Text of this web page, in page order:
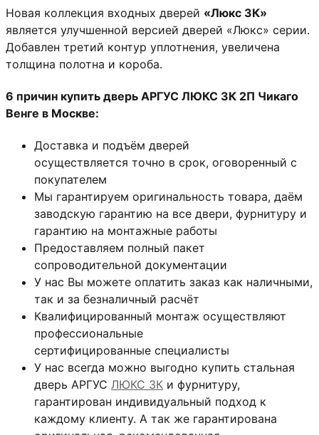
Новая коллекция входных дверей «Люкс 3К»
является улучшенной версией дверей «Люкс» серии.
Добавлен третий контур уплотнения, увеличена
толщина полотна и короба.
6 причин купить дверь АРГУС ЛЮКС 3К 2П Чикаго
Венге в Москве:
Доставка и подъём дверей
осуществляется точно в срок, оговоренный с
покупателем
Мы гарантируем оригинальность товара, даём
заводскую гарантию на все двери, фурнитуру и
гарантию на монтажные работы
Предоставляем полный пакет
сопроводительной документации
У нас Вы можете оплатить заказ как наличными,
так и за безналичный расчёт
Квалифицированный монтаж осуществляют
профессиональные
сертифицированные специалисты
У нас всегда можно выгодно купить стальная
дверь АРГУС ЛЮКС 3К и фурнитуру,
гарантирован индивидуальный подход к
каждому клиенту. А так же гарантирована